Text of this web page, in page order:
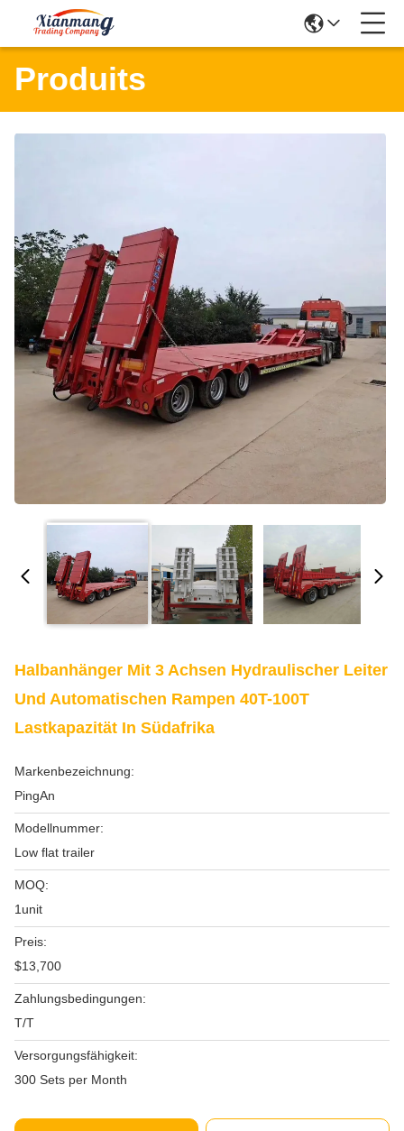
Produits
Halbanhänger Mit 3 Achsen Hydraulischer Leiter
Und Automatischen Rampen 40T-100T
Lastkapazität In Südafrika
Markenbezeichnung:
PingAn
Modellnummer:
Low flat trailer
MOQ:
1unit
Preis:
$13,700
Zahlungsbedingungen:
T/T
Versorgungsfähigkeit:
300 Sets per Month